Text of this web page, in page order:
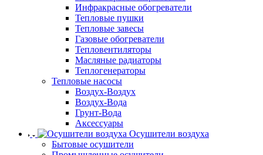
Инфракрасные обогреватели
Тепловые пушки
Тепловые завесы
Газовые обогреватели
Тепловентиляторы
Масляные радиаторы
Теплогенераторы
Тепловые насосы
Воздух-Воздух
Воздух-Вода
Грунт-Вода
Аксессуары
Осушители воздуха
Бытовые осушители